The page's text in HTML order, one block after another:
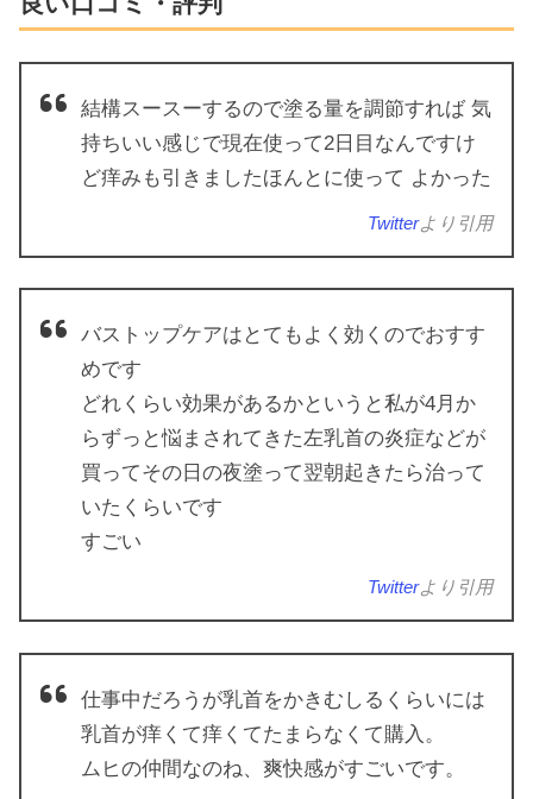
結構スースーするので塗る量を調節すれば 気
持ちいい感じで現在使って2日目なんですけ
ど痒みも引きましたほんとに使って よかった
Twitterより引用
バストップケアはとてもよく効くのでおすす
めです
どれくらい効果があるかというと私が4月か
らずっと悩まされてきた左乳首の炎症などが
買ってその日の夜塗って翌朝起きたら治って
いたくらいです
すごい
Twitterより引用
仕事中だろうが乳首をかきむしるくらいには
乳首が痒くて痒くてたまらなくて購入。
ムヒの仲間なのね、爽快感がすごいです。